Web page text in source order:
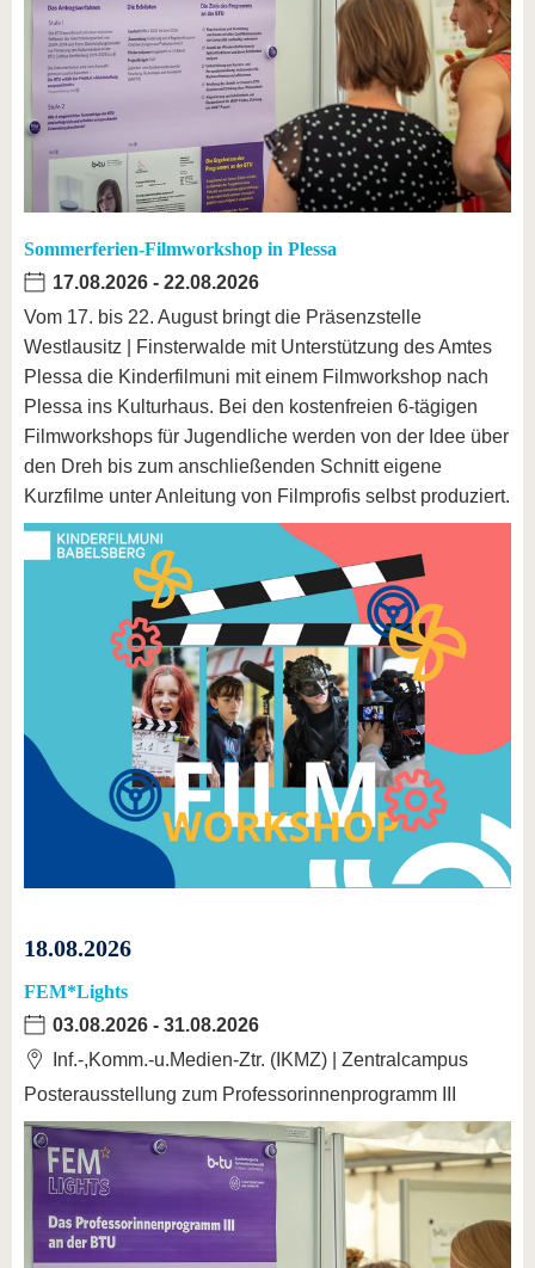
Sommerferien-Filmworkshop in Plessa
17.08.2026 - 22.08.2026
Vom 17. bis 22. August bringt die Präsenzstelle
Westlausitz | Finsterwalde mit Unterstützung des Amtes
Plessa die Kinderfilmuni mit einem Filmworkshop nach
Plessa ins Kulturhaus. Bei den kostenfreien 6-tägigen
Filmworkshops für Jugendliche werden von der Idee über
den Dreh bis zum anschließenden Schnitt eigene
Kurzfilme unter Anleitung von Filmprofis selbst produziert.
18.08.2026
FEM*Lights
03.08.2026 - 31.08.2026
Inf.-,Komm.-u.Medien-Ztr. (IKMZ) | Zentralcampus
Posterausstellung zum Professorinnenprogramm III